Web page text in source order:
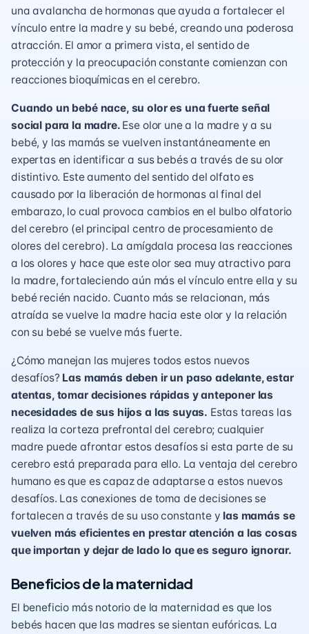
unaavalancha de hormonas que ayuda a fortalecer el
vínculo entre la madre y su bebé, creando una poderosa
atracción. El amor a primera vista, el sentido de
protección y la preocupación constante comienzan con
reacciones bioquímicas en el cerebro.
Cuando un bebé nace, su olor es una fuerte señal
social para la madre. Ese olor une a la madre y a su
bebé, y las mamás se vuelven instantáneamente en
expertas en identificar a sus bebés a través de su olor
distintivo. Este aumento del sentido del olfato es
causado por la liberación de hormonas al final del
embarazo, lo cual provoca cambios en el bulbo olfatorio
del cerebro (el principal centro de procesamiento de
olores del cerebro). La amígdala procesa las reacciones
a los olores y hace que este olor sea muy atractivo para
la madre, fortaleciendo aún más el vínculo entre ella y su
bebé recién nacido. Cuanto más se relacionan, más
atraída se vuelve la madre hacia este olor y la relación
con su bebé se vuelve más fuerte.
¿Cómo manejan las mujeres todos estos nuevos
desafíos? Las mamás deben ir un paso adelante, estar
atentas, tomar decisiones rápidas y anteponer las
necesidades de sus hijos a las suyas. Estas tareas las
realiza la corteza prefrontal del cerebro; cualquier
madre puede afrontar estos desafíos si esta parte de su
cerebro está preparada para ello. La ventaja del cerebro
humano es que es capaz de adaptarse a estos nuevos
desafíos. Las conexiones de toma de decisiones se
fortalecen a través de su uso constante y las mamás se
vuelven más eficientes en prestar atención a las cosas
que importan y dejar de lado lo que es seguro ignorar.
Beneficios de la maternidad
El beneficio más notorio de la maternidad es que los
bebés hacen que las madres se sientan eufóricas. La